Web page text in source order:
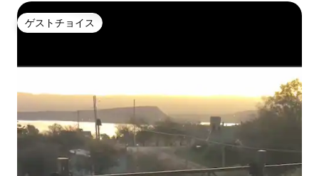
ゲストチョイス
ゲストチョイス